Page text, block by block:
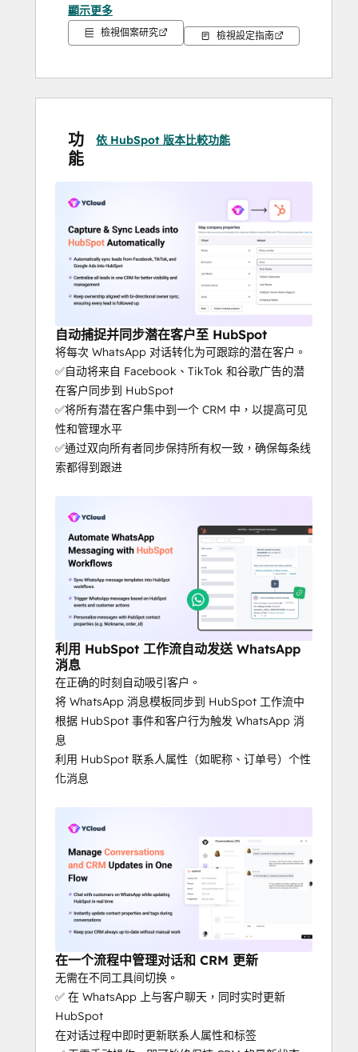
HubSpot 中
将 HubSpot 所有者任务同步回 YCloud
息
供可靠的基础
YCloud提供值得信赖的平台专业知识和
支持
客户选择 YCloud 是因为其稳定性、透
明度和对长期业务增长的关注
顯示更多
檢視個案研究 檢視設定指南
功
能
依 HubSpot 版本比較功能
自动捕捉并同步潜在客户至 HubSpot
将每次 WhatsApp 对话转化为可跟踪的潜在客户。
✅自动将来自 Facebook、TikTok 和谷歌广告的潜
在客户同步到 HubSpot
✅将所有潜在客户集中到一个 CRM 中，以提高可见
性和管理水平
✅通过双向所有者同步保持所有权一致，确保每条线
索都得到跟进
利用 HubSpot 工作流自动发送 WhatsApp
消息
在正确的时刻自动吸引客户。
将 WhatsApp 消息模板同步到 HubSpot 工作流中
根据 HubSpot 事件和客户行为触发 WhatsApp 消
息
利用 HubSpot 联系人属性（如昵称、订单号）个性
化消息
在一个流程中管理对话和 CRM 更新
无需在不同工具间切换。
✅ 在 WhatsApp 上与客户聊天，同时实时更新
HubSpot
在对话过程中即时更新联系人属性和标签